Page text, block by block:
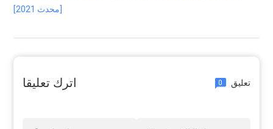
اترك تعليقا 0 تعليق